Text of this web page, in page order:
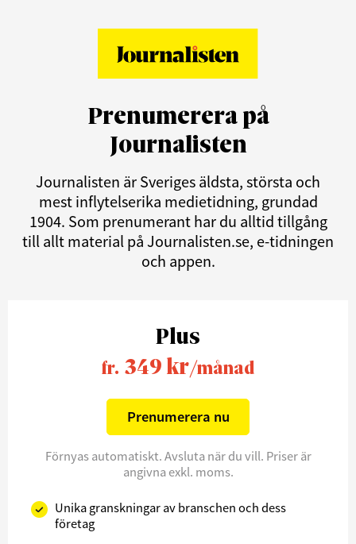
Prenumerera på
Journalisten
Journalisten är Sveriges äldsta, största och
mest inflytelserika medietidning, grundad
1904. Som prenumerant har du alltid tillgång
till allt material på Journalisten.se, e-tidningen
och appen.
Plus
fr. 349 kr/månad
Prenumerera nu
Förnyas automatiskt. Avsluta när du vill. Priser är
angivna exkl. moms.
Unika granskningar av branschen och dess
företag